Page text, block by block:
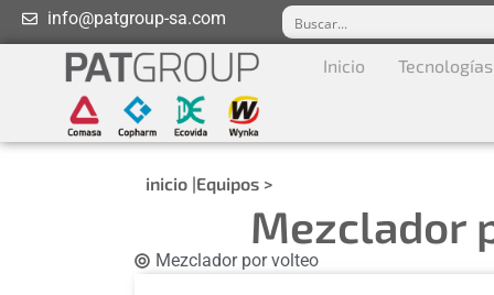
info@patgroup-sa.com
Inicio
inicio |Equipos >
Mezclador
Mezclador por volteo